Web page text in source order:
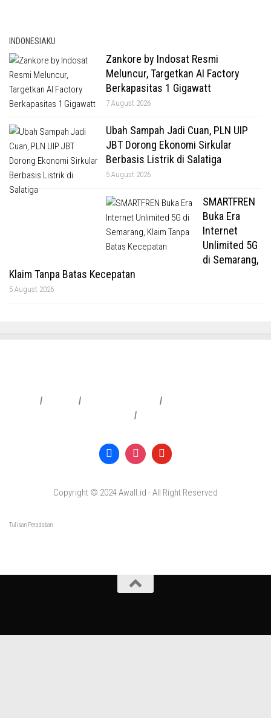
INDONESIAKU
Zankore by Indosat Resmi
Meluncur, Targetkan AI Factory
Berkapasitas 1 Gigawatt
7 August 2026
Ubah Sampah Jadi Cuan, PLN UIP
JBT Dorong Ekonomi Sirkular
Berbasis Listrik di Salatiga
5 August 2026
SMARTFREN
Buka Era
Internet
Unlimited 5G
di Semarang,
Klaim Tanpa Batas Kecepatan
5 August 2026
| | |
|
Copyright © 2024 Awall.id - All Right Reserved
Tulisan Peradaban